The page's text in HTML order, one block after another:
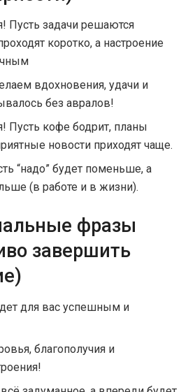
Пусть задачи решаются
коротко, а настроение
вдохновения, удачи и
без авралов!
Пусть кофе бодрит, планы
новости приходят чаще.
“надо” будет поменьше, а
(в работе и в жизни).
фразы
завершить
для вас успешным и
благополучия и